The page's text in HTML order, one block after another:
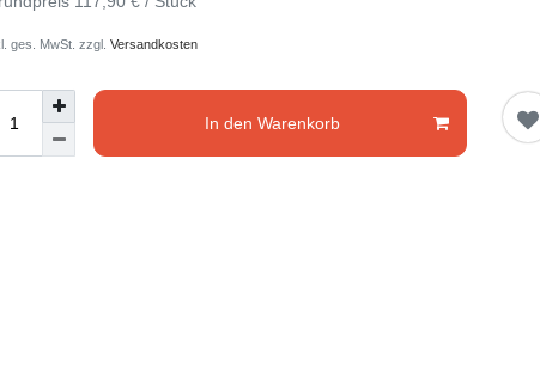
ges. MwSt. zzgl. Versandkosten
In den Warenkorb